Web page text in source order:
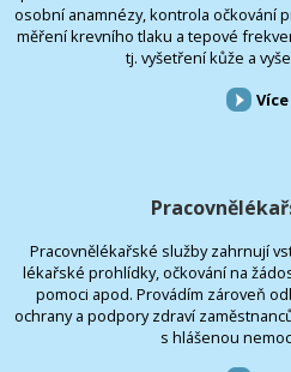
osobní anamnézy, kontrola očkování
měření krevního tlaku a tepové
tj. vyšetření kůže a
Více
Pracovnělékařské služby zahrnují
lékařské prohlídky, očkování na
pomoci apod. Provádím zároveň
ochrany a podpory zdraví
s hlášenou